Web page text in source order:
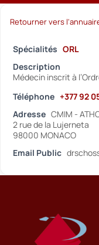
Retourner vers
Spécialités ORL
Description
Médecin inscrit à
Téléphone +377 92
Adresse CMIM -
2 rue de la Lujerneta
98000 MONACO
Email Public